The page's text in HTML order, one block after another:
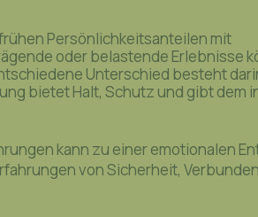
Persönlichkeitsanteilen mit
oder belastende Erlebnisse
Unterschied besteht
bietet Halt, Schutz und gibt dem
kann zu einer emotionalen
von Sicherheit,